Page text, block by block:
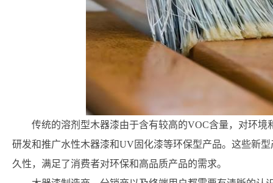
传统的溶剂型木器漆由于含有较高的VOC含量，对环
研发和推广水性木器漆和UV固化漆等环保型产品。这些新
久性，满足了消费者对环保和高品质产品的需求。